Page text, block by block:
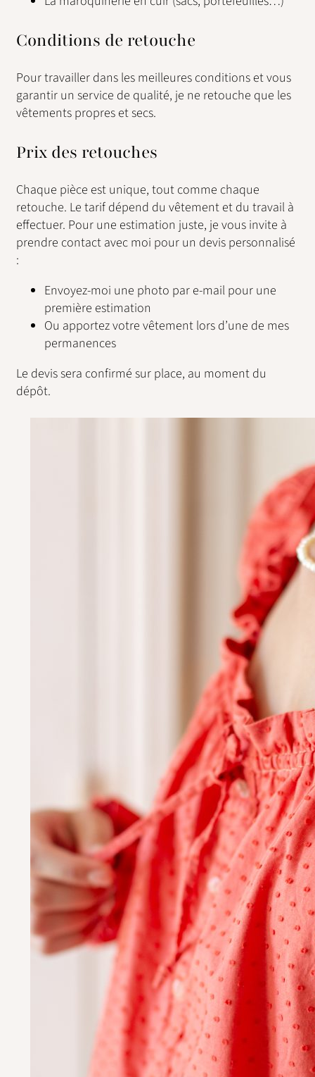
Conditions de retouche
Pour travailler dans les meilleures conditions et vous
garantir un service de qualité, je ne retouche que les
vêtements propres et secs.
Prix des retouches
Chaque pièce est unique, tout comme chaque
retouche. Le tarif dépend du vêtement et du travail à
effectuer. Pour une estimation juste, je vous invite à
prendre contact avec moi pour un devis personnalisé
:
Envoyez-moi une photo par e-mail pour une
première estimation
Ou apportez votre vêtement lors d’une de mes
permanences
Le devis sera confirmé sur place, au moment du
dépôt.